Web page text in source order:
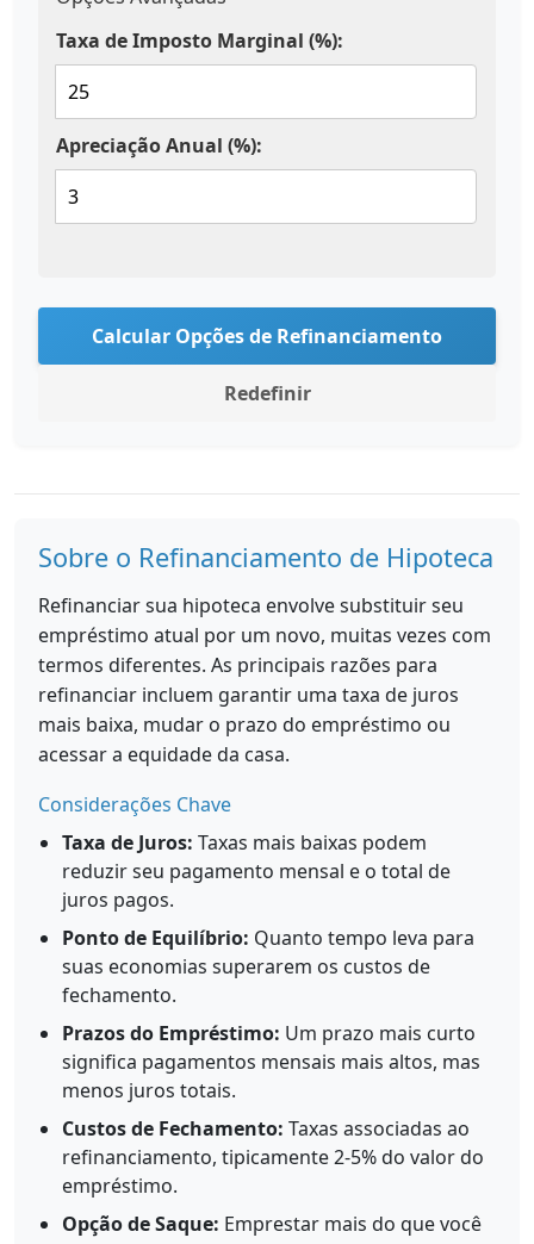
Taxa de Imposto Marginal (%):
Apreciação Anual (%):
Calcular Opções de Refinanciamento
Redefinir
Sobre o Refinanciamento de Hipoteca
Refinanciar sua hipoteca envolve substituir seu
empréstimo atual por um novo, muitas vezes com
termos diferentes. As principais razões para
refinanciar incluem garantir uma taxa de juros
mais baixa, mudar o prazo do empréstimo ou
acessar a equidade da casa.
Considerações Chave
Taxa de Juros: Taxas mais baixas podem
reduzir seu pagamento mensal e o total de
juros pagos.
Ponto de Equilíbrio: Quanto tempo leva para
suas economias superarem os custos de
fechamento.
Prazos do Empréstimo: Um prazo mais curto
significa pagamentos mensais mais altos, mas
menos juros totais.
Custos de Fechamento: Taxas associadas ao
refinanciamento, tipicamente 2-5% do valor do
empréstimo.
Opção de Saque: Emprestar mais do que você